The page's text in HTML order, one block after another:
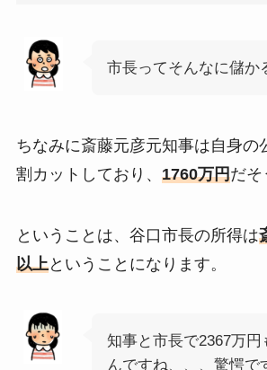
市長ってそんなに儲
ちなみに斎藤元彦元知事は自身の
割カットしており、 1760万円だそ
ということは、谷口市長の所得は
以上ということになります。
知事と市長で2367万円
んですね、、、驚愕で